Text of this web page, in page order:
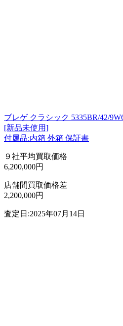
ブレゲ クラシック 5335BR/42/
[新品未使用]
付属品:内箱 外箱 保証書
９社平均買取価格
6,200,000円
店舗間買取価格差
2,200,000円
査定日:2025年07月14日